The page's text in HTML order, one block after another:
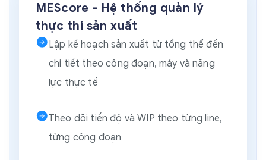
MEScore - Hệ thống quản lý
thực thi sản xuất
Lập kế hoạch sản xuất từ tổng thể đến
chi tiết theo công đoạn, máy và năng
lực thực tế
Theo dõi tiến độ và WIP theo từng line,
từng công đoạn